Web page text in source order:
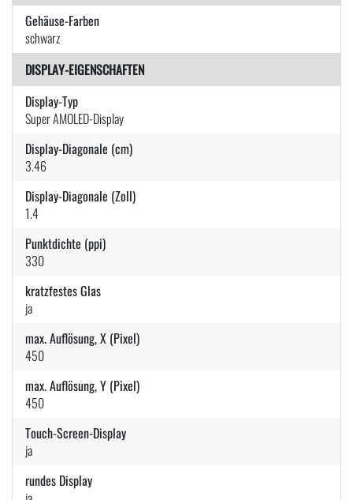
Gehäuse-Farben
schwarz
DISPLAY-EIGENSCHAFTEN
Display-Typ
Super AMOLED-Display
Display-Diagonale (cm)
3.46
Display-Diagonale (Zoll)
1.4
Punktdichte (ppi)
330
kratzfestes Glas
ja
max. Auflösung, X (Pixel)
450
max. Auflösung, Y (Pixel)
450
Touch-Screen-Display
ja
rundes Display